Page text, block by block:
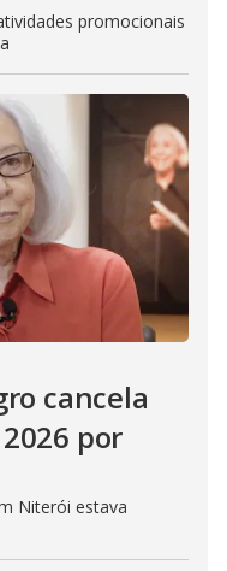
promocionais
cancela
por
Niterói estava